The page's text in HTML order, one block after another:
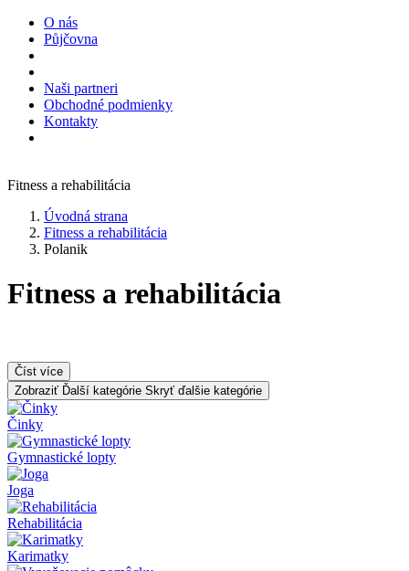
O nás
Půjčovna
Naši partneri
Obchodné podmienky
Kontakty
Fitness a rehabilitácia
Úvodná strana
Fitness a rehabilitácia
Polanik
Fitness a rehabilitácia
Číst více
Zobraziť Ďalší kategórie Skryť ďalšie kategórie
Činky
Gymnastické lopty
Joga
Rehabilitácia
Karimatky